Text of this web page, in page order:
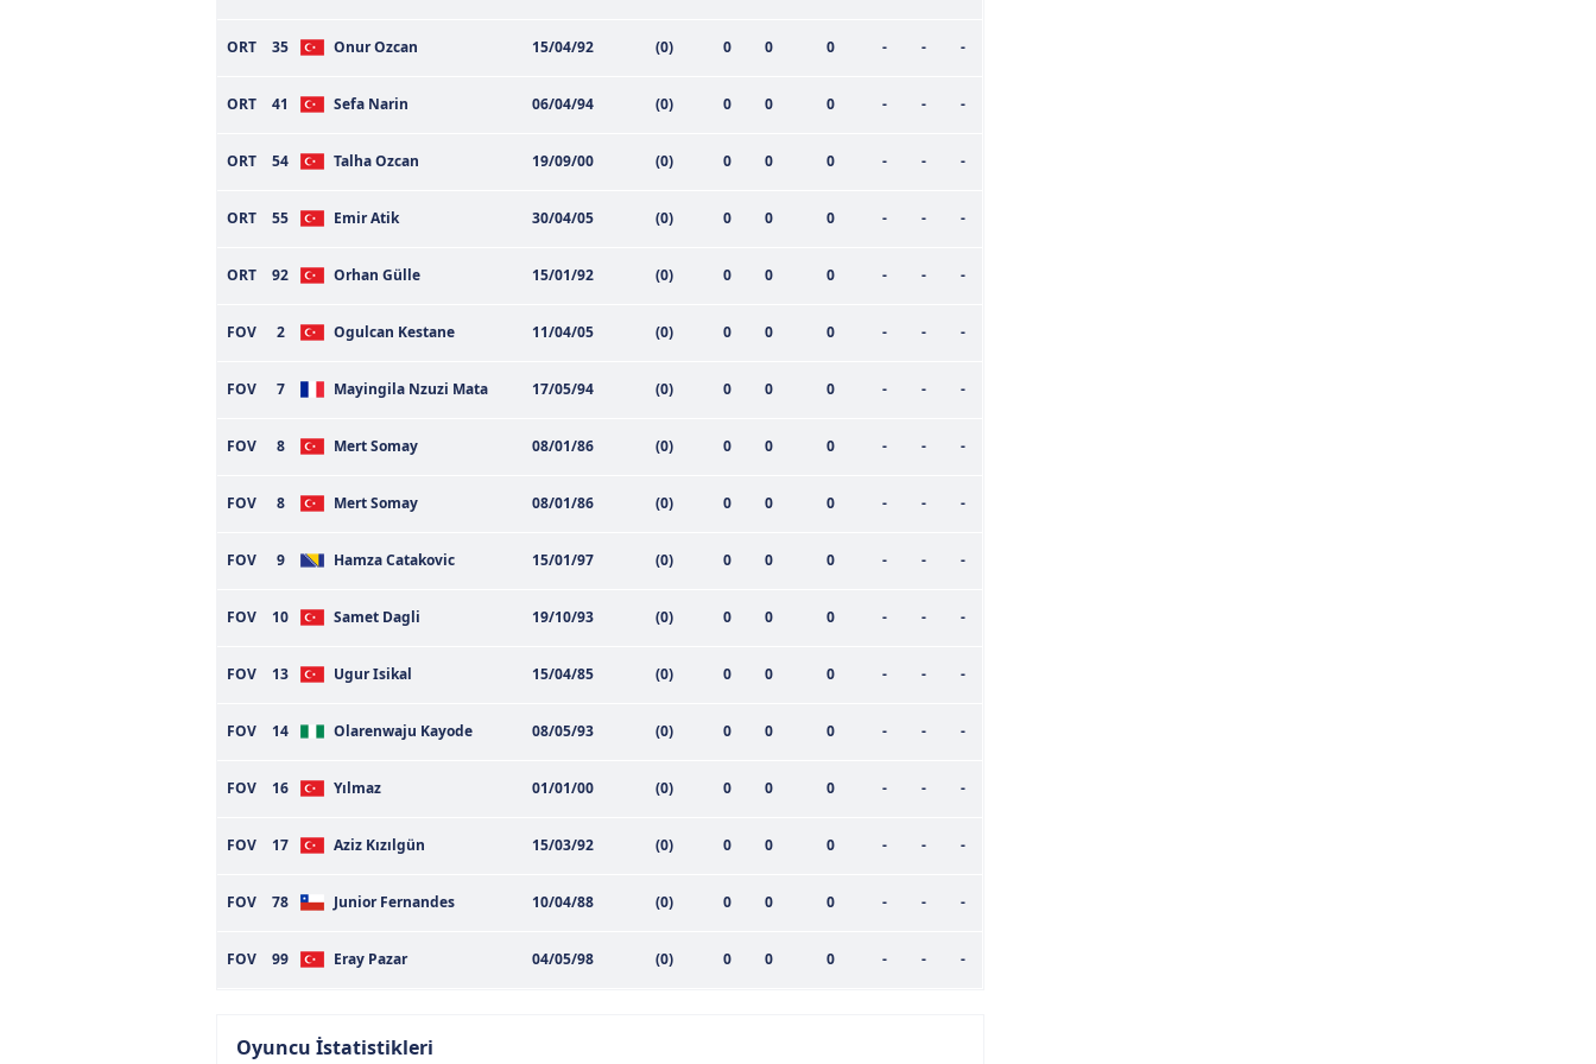
ORT 35 Onur Ozcan 15/04/92 (0) 0 0 0 - - -
ORT 41 Sefa Narin 06/04/94 (0) 0 0 0 - - -
ORT 54 Talha Ozcan 19/09/00 (0) 0 0 0 - - -
ORT 55 Emir Atik 30/04/05 (0) 0 0 0 - - -
ORT 92 Orhan Gülle 15/01/92 (0) 0 0 0 - - -
FOV 2 Ogulcan Kestane 11/04/05 (0) 0 0 0 - - -
FOV 7 Mayingila Nzuzi Mata 17/05/94 (0) 0 0 0 - - -
FOV 8 Mert Somay 08/01/86 (0) 0 0 0 - - -
FOV 8 Mert Somay 08/01/86 (0) 0 0 0 - - -
FOV 9 Hamza Catakovic 15/01/97 (0) 0 0 0 - - -
FOV 10 Samet Dagli 19/10/93 (0) 0 0 0 - - -
FOV 13 Ugur Isikal 15/04/85 (0) 0 0 0 - - -
FOV 14 Olarenwaju Kayode 08/05/93 (0) 0 0 0 - - -
FOV 16 Yılmaz 01/01/00 (0) 0 0 0 - - -
FOV 17 Aziz Kızılgün 15/03/92 (0) 0 0 0 - - -
FOV 78 Junior Fernandes 10/04/88 (0) 0 0 0 - - -
FOV 99 Eray Pazar 04/05/98 (0) 0 0 0 - - -
Oyuncu İstatistikleri